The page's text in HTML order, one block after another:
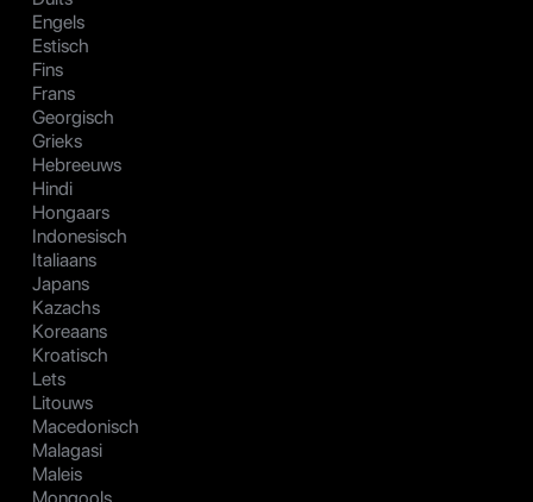
Engels
Estisch
Fins
Frans
Georgisch
Grieks
Hebreeuws
Hindi
Hongaars
Indonesisch
Italiaans
Japans
Kazachs
Koreaans
Kroatisch
Lets
Litouws
Macedonisch
Malagasi
Maleis